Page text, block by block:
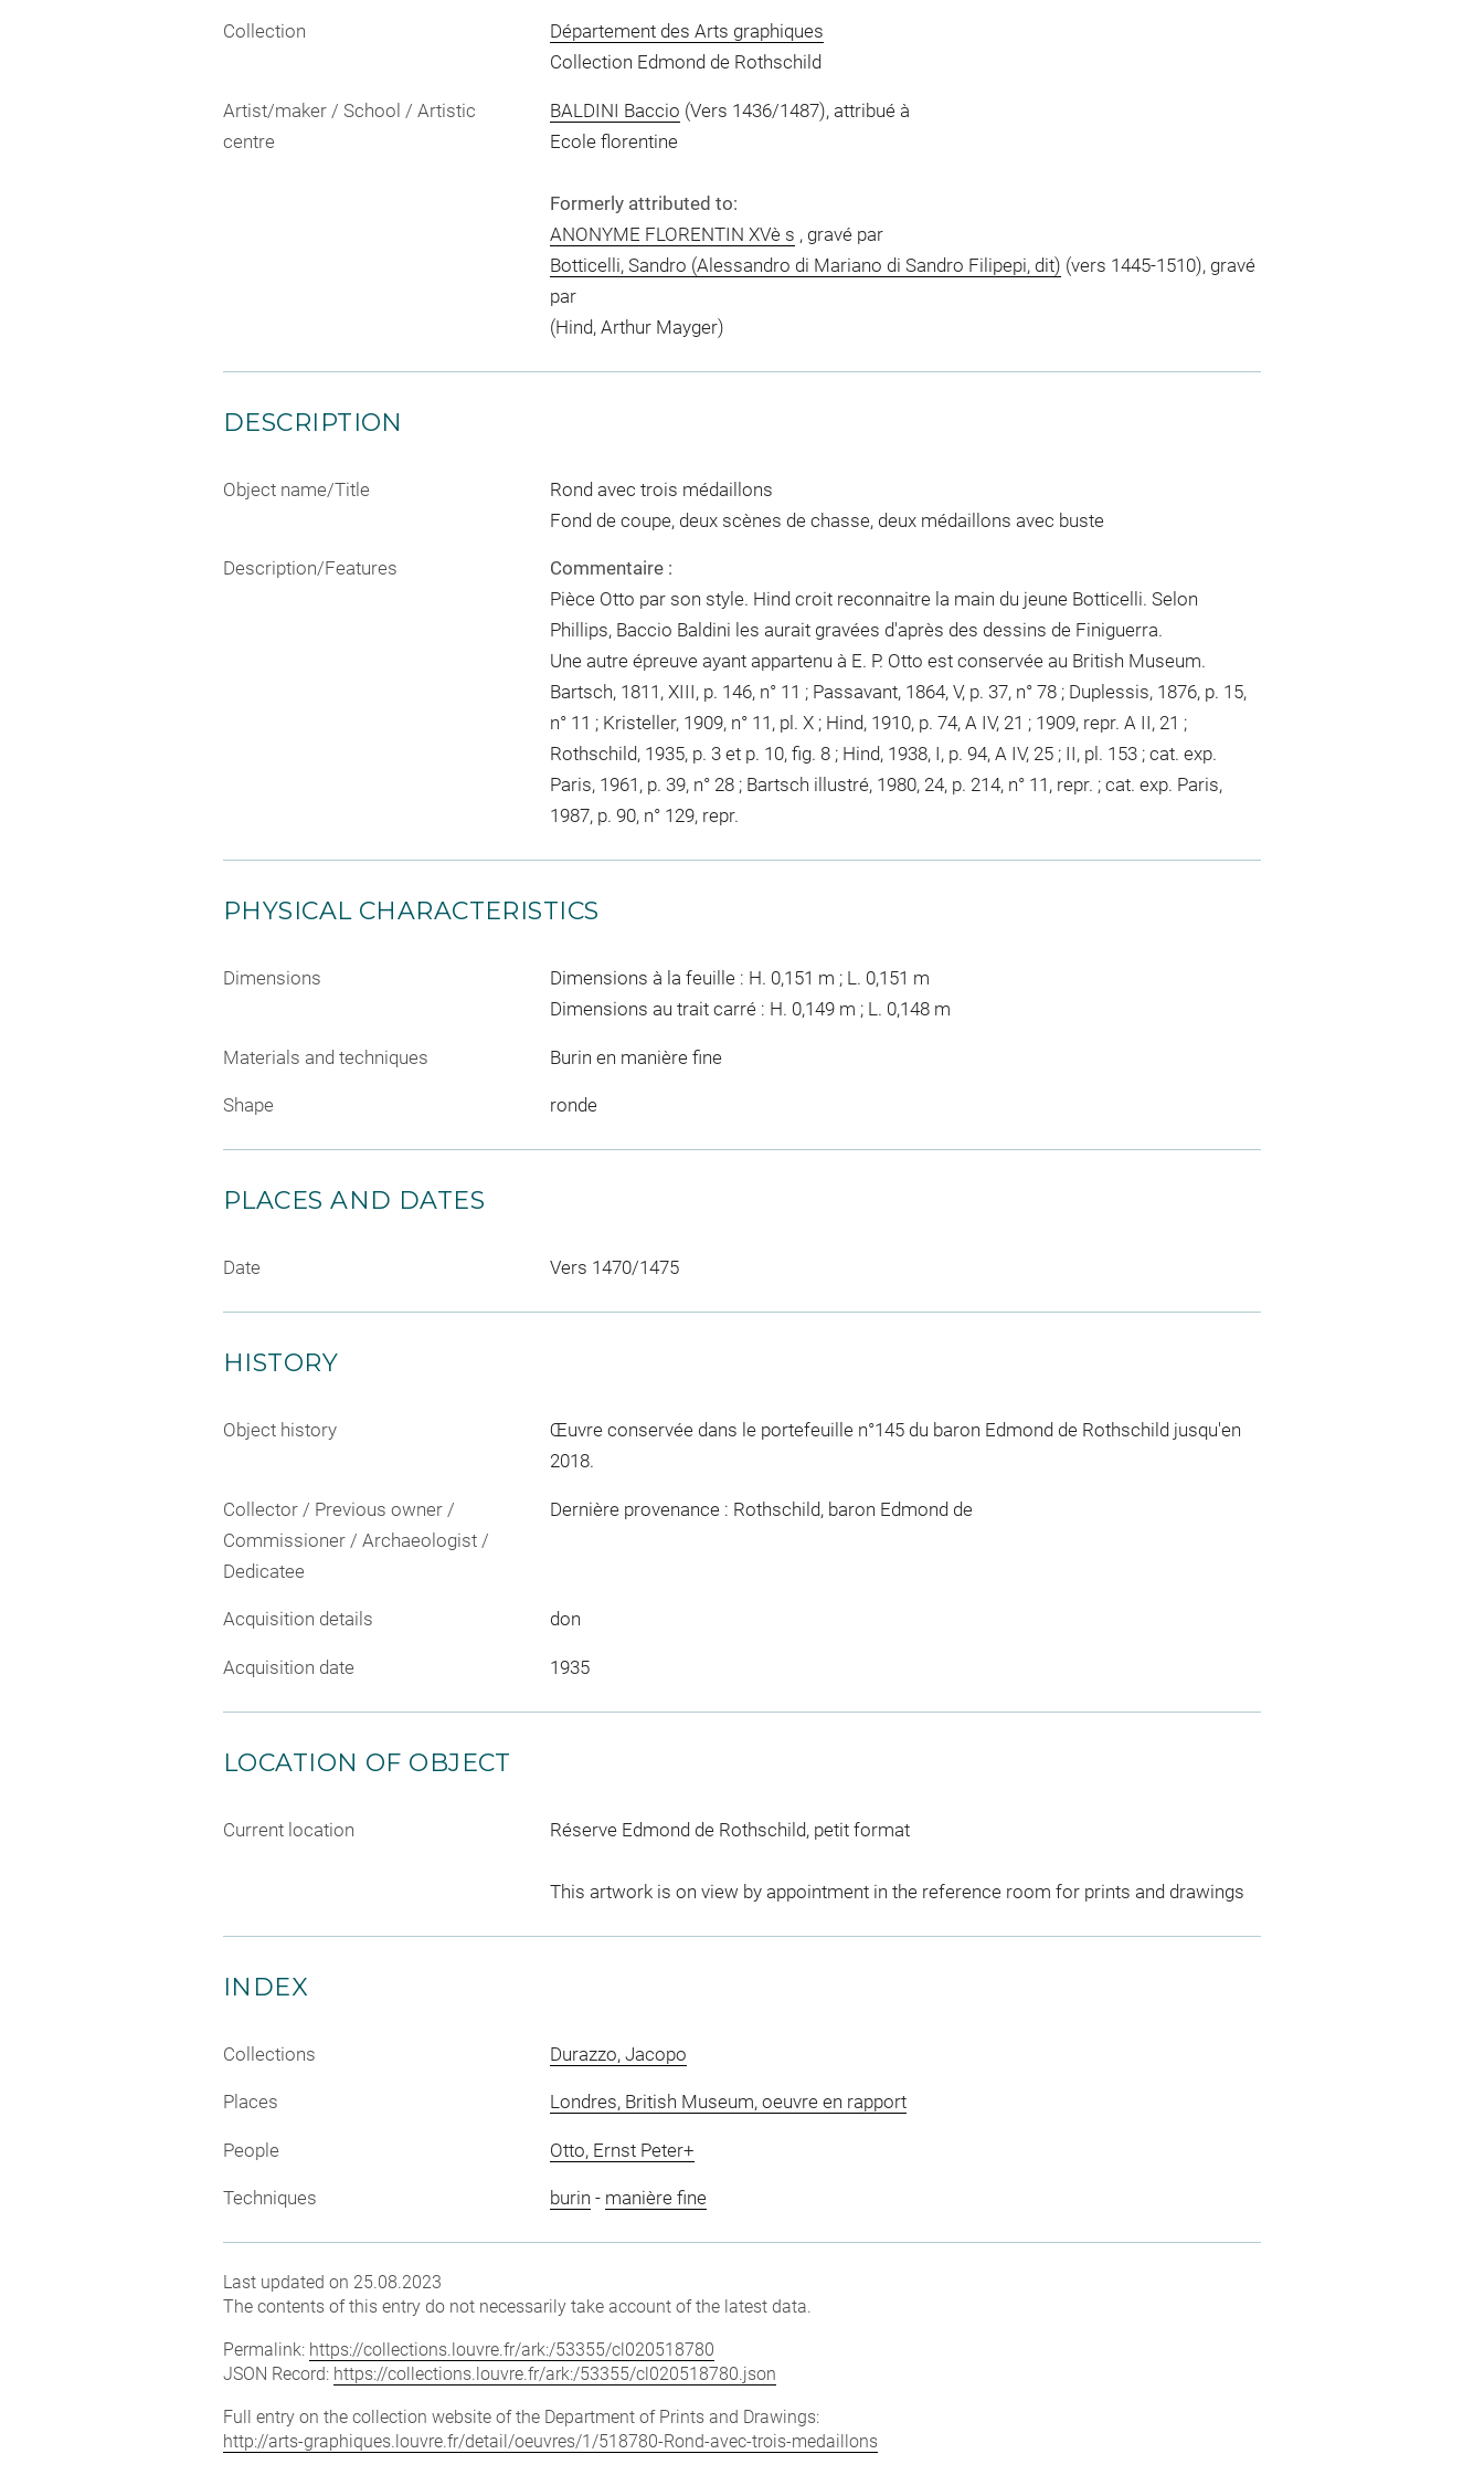
Collection
Département des Arts graphiques
Collection Edmond de Rothschild
Artist/maker / School / Artistic
centre
BALDINI Baccio (Vers 1436/1487), attribué à
Ecole florentine
Formerly attributed to:
ANONYME FLORENTIN XVè s , gravé par
Botticelli, Sandro (Alessandro di Mariano di Sandro Filipepi, dit) (vers 1445-1510), gravé
par
(Hind, Arthur Mayger)
DESCRIPTION
Object name/Title
Rond avec trois médaillons
Fond de coupe, deux scènes de chasse, deux médaillons avec buste
Description/Features
Commentaire :
Pièce Otto par son style. Hind croit reconnaitre la main du jeune Botticelli. Selon
Phillips, Baccio Baldini les aurait gravées d'après des dessins de Finiguerra.
Une autre épreuve ayant appartenu à E. P. Otto est conservée au British Museum.
Bartsch, 1811, XIII, p. 146, n° 11 ; Passavant, 1864, V, p. 37, n° 78 ; Duplessis, 1876, p. 15,
n° 11 ; Kristeller, 1909, n° 11, pl. X ; Hind, 1910, p. 74, A IV, 21 ; 1909, repr. A II, 21 ;
Rothschild, 1935, p. 3 et p. 10, fig. 8 ; Hind, 1938, I, p. 94, A IV, 25 ; II, pl. 153 ; cat. exp.
Paris, 1961, p. 39, n° 28 ; Bartsch illustré, 1980, 24, p. 214, n° 11, repr. ; cat. exp. Paris,
1987, p. 90, n° 129, repr.
PHYSICAL CHARACTERISTICS
Dimensions
Dimensions à la feuille : H. 0,151 m ; L. 0,151 m
Dimensions au trait carré : H. 0,149 m ; L. 0,148 m
Materials and techniques Burin en manière fine
Shape ronde
PLACES AND DATES
Date Vers 1470/1475
HISTORY
Object history
Œuvre conservée dans le portefeuille n°145 du baron Edmond de Rothschild jusqu'en
2018.
Collector / Previous owner /
Commissioner / Archaeologist /
Dedicatee
Dernière provenance : Rothschild, baron Edmond de
Acquisition details don
Acquisition date 1935
LOCATION OF OBJECT
Current location Réserve Edmond de Rothschild, petit format
This artwork is on view by appointment in the reference room for prints and drawings
INDEX
Collections Durazzo, Jacopo
Places Londres, British Museum, oeuvre en rapport
People Otto, Ernst Peter+
Techniques burin - manière fine
Last updated on 25.08.2023
The contents of this entry do not necessarily take account of the latest data.
Permalink: https://collections.louvre.fr/ark:/53355/cl020518780
JSON Record: https://collections.louvre.fr/ark:/53355/cl020518780.json
Full entry on the collection website of the Department of Prints and Drawings:
http://arts-graphiques.louvre.fr/detail/oeuvres/1/518780-Rond-avec-trois-medaillons